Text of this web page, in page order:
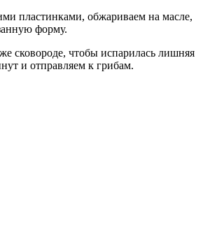
пластинками, обжариваем на масле,
форму.
сковороде, чтобы испарилась лишняя
и отправляем к грибам.